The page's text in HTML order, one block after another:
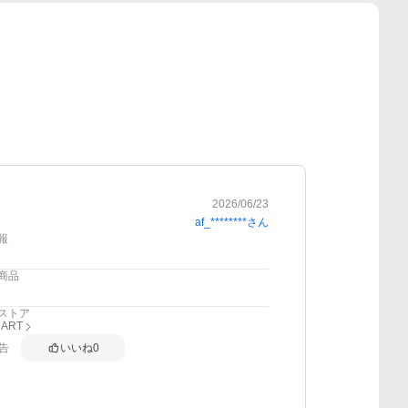
2026/06/23
af_********さん
品
トア
いいね0